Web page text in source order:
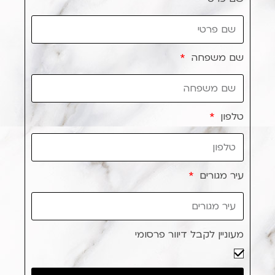
שם משפחה
טלפון
עיר מגורים
מעוניין לקבל דיוור פרסומי